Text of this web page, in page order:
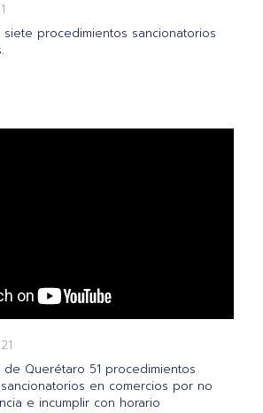
siete procedimientos sancionatorios
de Querétaro 51 procedimientos
sancionatorios en comercios por no
e incumplir con horario